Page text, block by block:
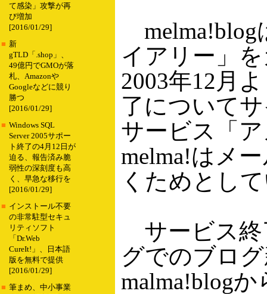
て感染」攻撃が再
び増加
[2016/01/29]
■ 新
gTLD「.shop」、
49億円でGMOが落
札、Amazonや
Googleなどに競り
勝つ
[2016/01/29]
■ Windows SQL
Server 2005サポー
ト終了の4月12日が
迫る、報告済み脆
弱性の深刻度も高
く、早急な移行を
[2016/01/29]
■ インストール不要
の非常駐型セキュ
リティソフト
「Dr.Web
CureIt!」、日本語
版を無料で提供
[2016/01/29]
■ 筆まめ、中小事業
melma!blog
イアリー」
2003年12月
了について
サービス「
melma!はメ
くためとし
サービス終
グでのブロ
malma!blog